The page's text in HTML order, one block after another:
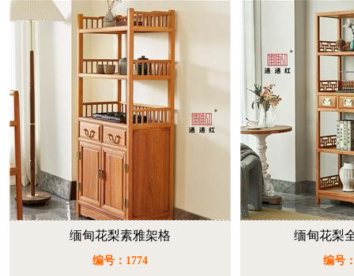
缅甸花梨素雅架格
编号：1774
缅甸花梨
编号